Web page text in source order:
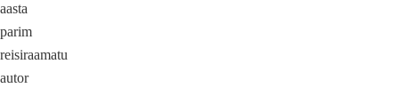
aasta
parim
reisiraamatu
autor